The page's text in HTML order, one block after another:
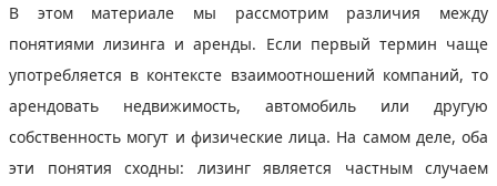
В этом материале мы рассмотрим различия между
понятиями лизинга и аренды. Если первый термин чаще
употребляется в контексте взаимоотношений компаний, то
арендовать недвижимость, автомобиль или другую
собственность могут и физические лица. На самом деле, оба
эти понятия сходны: лизинг является частным случаем